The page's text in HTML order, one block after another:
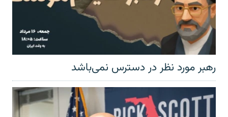
رهبر مورد نظر در دسترس نمی‌باشد